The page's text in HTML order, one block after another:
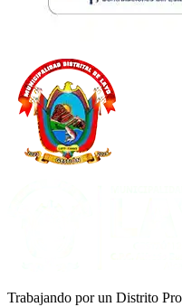
Trabajando por un Distrito